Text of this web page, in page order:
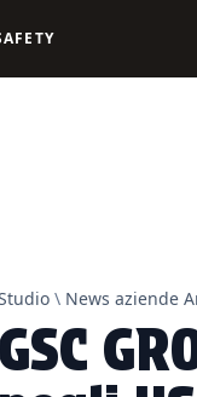
\ News aziende
GSC